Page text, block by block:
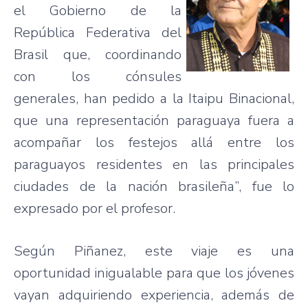
el Gobierno de la
República Federativa del
Brasil que, coordinando
con los cónsules
generales, han pedido a la Itaipu Binacional,
que una representación paraguaya fuera a
acompañar los festejos allá entre los
paraguayos residentes en las principales
ciudades de la nación brasileña”, fue lo
expresado por el profesor.
Según Piñanez, este viaje es una
oportunidad inigualable para que los jóvenes
vayan adquiriendo experiencia, además de